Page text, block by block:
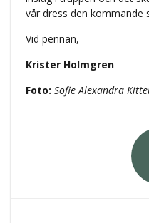
vår dress den kommande
Vid pennan,
Krister Holmgren
Foto: Sofie Alexandra